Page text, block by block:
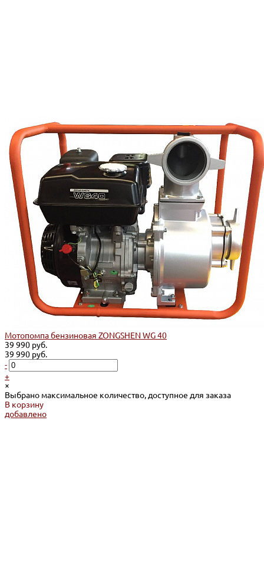
Мотопомпа бензиновая ZONGSHEN WG 40
39 990 руб.
39 990 руб.
-
+
×
Выбрано максимальное количество, доступное для заказа
В корзину
добавлено